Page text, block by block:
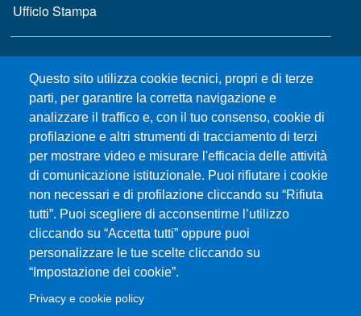
Questo sito utilizza cookie tecnici, propri e di terze
parti, per garantire la corretta navigazione e
analizzare il traffico e, con il tuo consenso, cookie di
profilazione e altri strumenti di tracciamento di terzi
per mostrare video e misurare l'efficacia delle attività
di comunicazione istituzionale. Puoi rifiutare i cookie
non necessari e di profilazione cliccando su “Rifiuta
tutti”. Puoi scegliere di acconsentirne l’utilizzo
cliccando su “Accetta tutti” oppure puoi
personalizzare le tue scelte cliccando su
“Impostazione dei cookie”.
Privacy e cookie policy
Ufficio Stampa
MENÙ FOOTER 2
Gare d'appalto
Albo online
CIAM - Servizi Informatici
Brand Identity
Elenco siti tematici
Servizi per Disabilità e DSA
Sostieni Unime
Performance - trasparenza
Amministrazione trasparente